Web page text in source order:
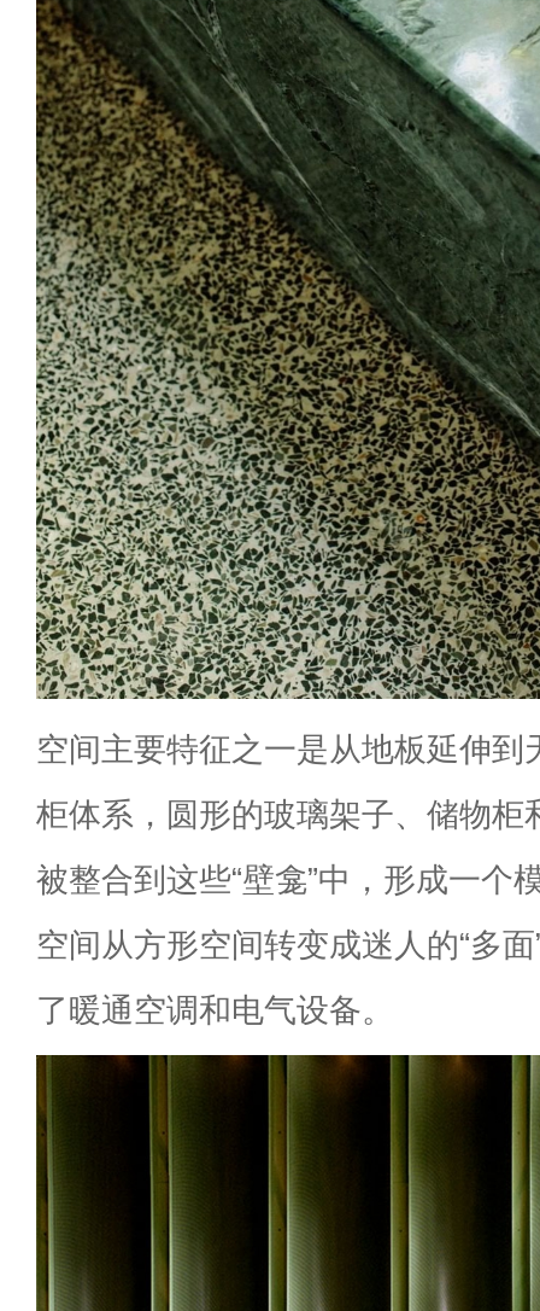
空间主要特征之一是从地板延伸到
柜体系，圆形的玻璃架子、储物柜
被整合到这些“壁龛”中，形成一个
空间从方形空间转变成迷人的“多
了暖通空调和电气设备。